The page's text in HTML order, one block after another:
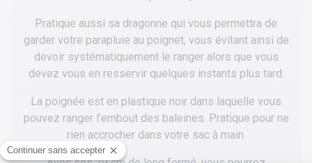
Pratique aussi sa dragonne qui vous permettra de
garder votre parapluie au poignet, vous évitant ainsi de
devoir systématiquement le ranger alors que vous
devez vous en resservir quelques instants plus tard.
La poignée est en plastique noir dans laquelle vous
pouvez ranger l'embout des baleines. Pratique pour ne
rien accrocher dans votre sac à main.